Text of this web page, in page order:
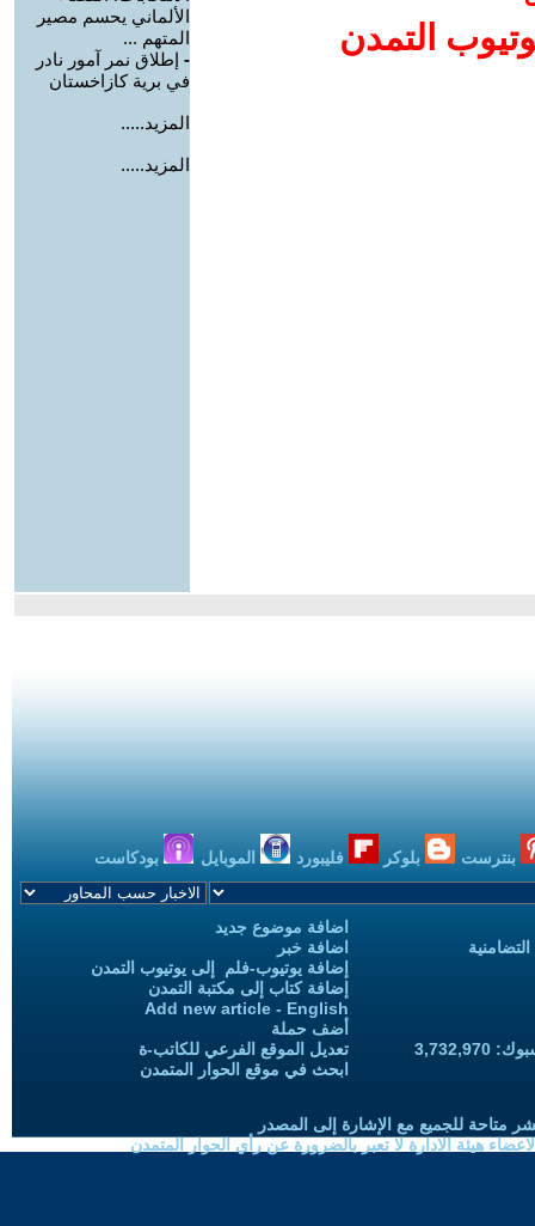
التمدن
الألماني يحسم مصير
المتهم ...
- إطلاق نمر آمور نادر
في برية كازاخستان
المزيد.....
المزيد.....
بنترست بلوكر فليبورد الموبايل بودكاست
اضافة موضوع جديد
اضافة خبر
إضافة يوتيوب-فلم إلى يوتيوب التمدن
إضافة كتاب إلى مكتبة التمدن
Add new article - English
أضف حملة
تعديل الموقع الفرعي للكاتب-ة
ابحث في موقع الحوار المتمدن
متاحة للجميع مع الإشارة إلى المصدر
هيئة الادارة لا تعبر بالضرورة عن رأي الحوار المتمدن